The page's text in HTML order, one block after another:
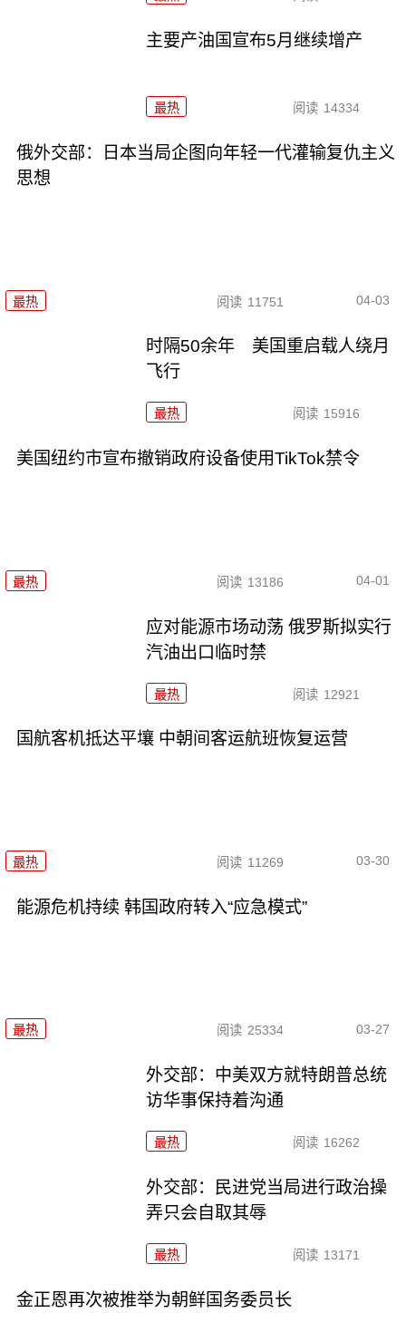
主要产油国宣布5月继续增产
最热 阅读 14334
俄外交部：日本当局企图向年轻一代灌输复仇主义
思想
最热 阅读 11751 04-03
时隔50余年 美国重启载人绕月
飞行
最热 阅读 15916
美国纽约市宣布撤销政府设备使用TikTok禁令
最热 阅读 13186 04-01
应对能源市场动荡 俄罗斯拟实行
汽油出口临时禁
最热 阅读 12921
国航客机抵达平壤 中朝间客运航班恢复运营
最热 阅读 11269 03-30
能源危机持续 韩国政府转入“应急模式”
最热 阅读 25334 03-27
外交部：中美双方就特朗普总统
访华事保持着沟通
最热 阅读 16262
外交部：民进党当局进行政治操
弄只会自取其辱
最热 阅读 13171
金正恩再次被推举为朝鲜国务委员长